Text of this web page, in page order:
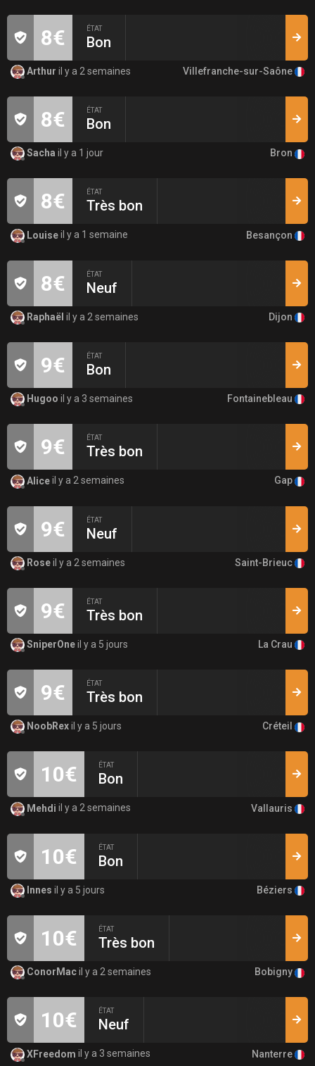
8€ ÉTAT
Bon
Arthur il y a 2 semaines Villefranche-sur-Saône
8€ ÉTAT
Bon
Sacha il y a 1 jour Bron
8€ ÉTAT
Très bon
Louiseil y a 1 semaine Besançon
8€ ÉTAT
Neuf
Raphaël il y a 2 semaines Dijon
9€ ÉTAT
Bon
Hugoo il y a 3 semaines Fontainebleau
9€ ÉTAT
Très bon
Aliceil y a 2 semaines Gap
9€ ÉTAT
Neuf
Roseil y a 2 semaines Saint-Brieuc
9€ ÉTAT
Très bon
SniperOneil y a 5 jours La Crau
9€ ÉTAT
Très bon
NoobRexil y a 5 jours Créteil
10€ ÉTAT
Bon
Mehdi il y a 2 semaines Vallauris
10€ ÉTAT
Bon
Innes il y a 5 jours Béziers
10€ ÉTAT
Très bon
ConorMacil y a 2 semaines Bobigny
10€ ÉTAT
Neuf
XFreedom il y a 3 semaines Nanterre